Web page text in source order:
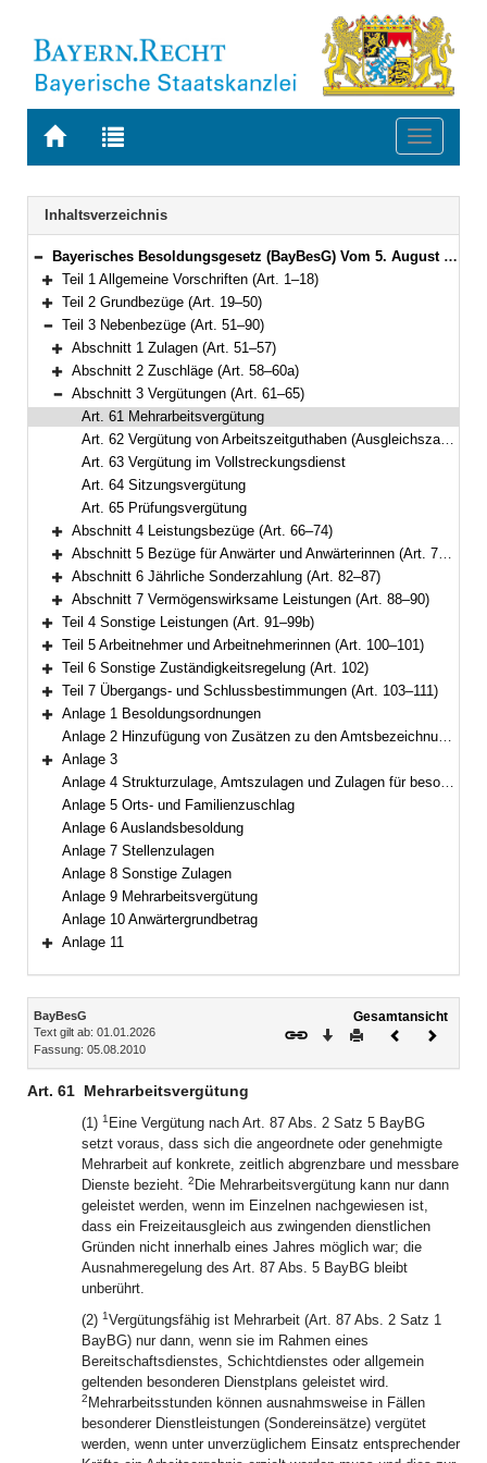
Zur
BAYERN.RECHT
Zur
letzten
Suche
Toggle
Navigation
Inhaltsverzeichnis
Bereich reduzieren
Bayerisches Besoldungsgesetz (BayBesG) Vom 5. August 2010 (GVBl. S. 410, 764) BayRS 2032-1-1-F (Art. 1–111)
Bereich erweitern
Teil 1 Allgemeine Vorschriften (Art. 1–18)
Bereich erweitern
Teil 2 Grundbezüge (Art. 19–50)
Bereich reduzieren
Teil 3 Nebenbezüge (Art. 51–90)
Bereich erweitern
Abschnitt 1 Zulagen (Art. 51–57)
Bereich erweitern
Abschnitt 2 Zuschläge (Art. 58–60a)
Bereich reduzieren
Abschnitt 3 Vergütungen (Art. 61–65)
Art. 61 Mehrarbeitsvergütung
Art. 62 Vergütung von Arbeitszeitguthaben (Ausgleichszahlung)
Art. 63 Vergütung im Vollstreckungsdienst
Art. 64 Sitzungsvergütung
Art. 65 Prüfungsvergütung
Bereich erweitern
Abschnitt 4 Leistungsbezüge (Art. 66–74)
Bereich erweitern
Abschnitt 5 Bezüge für Anwärter und Anwärterinnen (Art. 75–81)
Bereich erweitern
Abschnitt 6 Jährliche Sonderzahlung (Art. 82–87)
Bereich erweitern
Abschnitt 7 Vermögenswirksame Leistungen (Art. 88–90)
Bereich erweitern
Teil 4 Sonstige Leistungen (Art. 91–99b)
Bereich erweitern
Teil 5 Arbeitnehmer und Arbeitnehmerinnen (Art. 100–101)
Bereich erweitern
Teil 6 Sonstige Zuständigkeitsregelung (Art. 102)
Bereich erweitern
Teil 7 Übergangs- und Schlussbestimmungen (Art. 103–111)
Bereich erweitern
Anlage 1 Besoldungsordnungen
Anlage 2 Hinzufügung von Zusätzen zu den Amtsbezeichnungen
Bereich erweitern
Anlage 3
Anlage 4 Strukturzulage, Amtszulagen und Zulagen für besondere Berufsgruppen
Anlage 5 Orts- und Familienzuschlag
Anlage 6 Auslandsbesoldung
Anlage 7 Stellenzulagen
Anlage 8 Sonstige Zulagen
Anlage 9 Mehrarbeitsvergütung
Anlage 10 Anwärtergrundbetrag
Anlage 11
Inhalt
BayBesG
Text gilt ab: 01.01.2026
Fassung: 05.08.2010
Gesamtansicht
Download
DruckenVorheriges
Art. 61 Mehrarbeitsvergütung
(1) 1 Eine Vergütung nach Art. 87 Abs. 2 Satz 5 BayBG
setzt voraus, dass sich die angeordnete oder genehmigte
Mehrarbeit auf konkrete, zeitlich abgrenzbare und messbare
Dienste bezieht. 2 Die Mehrarbeitsvergütung kann nur dann
geleistet werden, wenn im Einzelnen nachgewiesen ist,
dass ein Freizeitausgleich aus zwingenden dienstlichen
Gründen nicht innerhalb eines Jahres möglich war; die
Ausnahmeregelung des Art. 87 Abs. 5 BayBG bleibt
unberührt.
(2) 1Vergütungsfähig ist Mehrarbeit (Art. 87 Abs. 2 Satz 1
BayBG) nur dann, wenn sie im Rahmen eines
Bereitschaftsdienstes, Schichtdienstes oder allgemein
geltenden besonderen Dienstplans geleistet wird.
2 Mehrarbeitsstunden können ausnahmsweise in Fällen
besonderer Dienstleistungen (Sondereinsätze) vergütet
werden, wenn unter unverzüglichem Einsatz entsprechender